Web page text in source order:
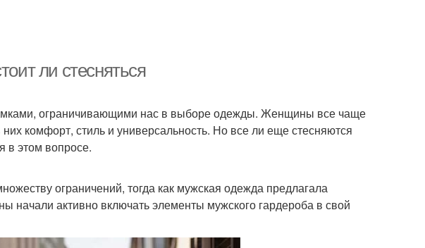
ли стесняться
ограничивающими нас в выборе одежды. Женщины все чаще
комфорт, стиль и универсальность. Но все ли еще стесняются
в этом вопросе.
ограничений, тогда как мужская одежда предлагала
начали активно включать элементы мужского гардероба в свой